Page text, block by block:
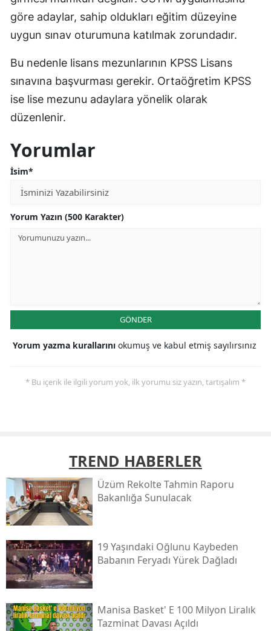
göre adaylar, sahip oldukları eğitim düzeyine
uygun sınav oturumuna katılmak zorundadır.
Bu nedenle lisans mezunlarının KPSS Lisans
sınavına başvurması gerekir. Ortaöğretim KPSS
ise lise mezunu adaylara yönelik olarak
düzenlenir.
Yorumlar
İsim*
Yorum Yazın (500 Karakter)
GÖNDER
Yorum yazma kurallarını okumuş ve kabul etmiş sayılırsınız
* Bu içerik ile ilgili yorum yok, ilk yorumu siz yazın, tartışalım *
TREND HABERLER
Üzüm Rekolte Tahmin Raporu
Bakanlığa Sunulacak
19 Yaşındaki Oğlunu Kaybeden
Babanın Feryadı Yürek Dağladı
Manisa Basket' E 100 Milyon Liralık
Tazminat Davası Açıldı